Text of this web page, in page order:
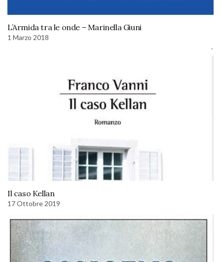
L’Armida tra le onde – Marinella Giuni
1 Marzo 2018
Il caso Kellan
17 Ottobre 2019